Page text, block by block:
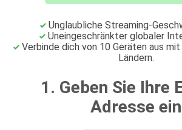
Unglaubliche Streaming-
Uneingeschränkter globaler
Verbinde dich von 10 Geräten aus mit
Ländern.
1. Geben Sie Ihre
Adresse ein